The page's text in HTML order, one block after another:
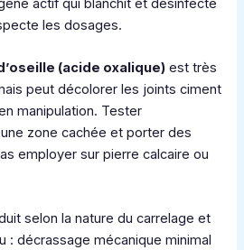
actif qui blanchit et désinfecte
les dosages.
(acide oxalique) est très
peut décolorer les joints ciment
manipulation. Tester
zone cachée et porter des
employer sur pierre calcaire ou
selon la nature du carrelage et
: décrassage mécanique minimal